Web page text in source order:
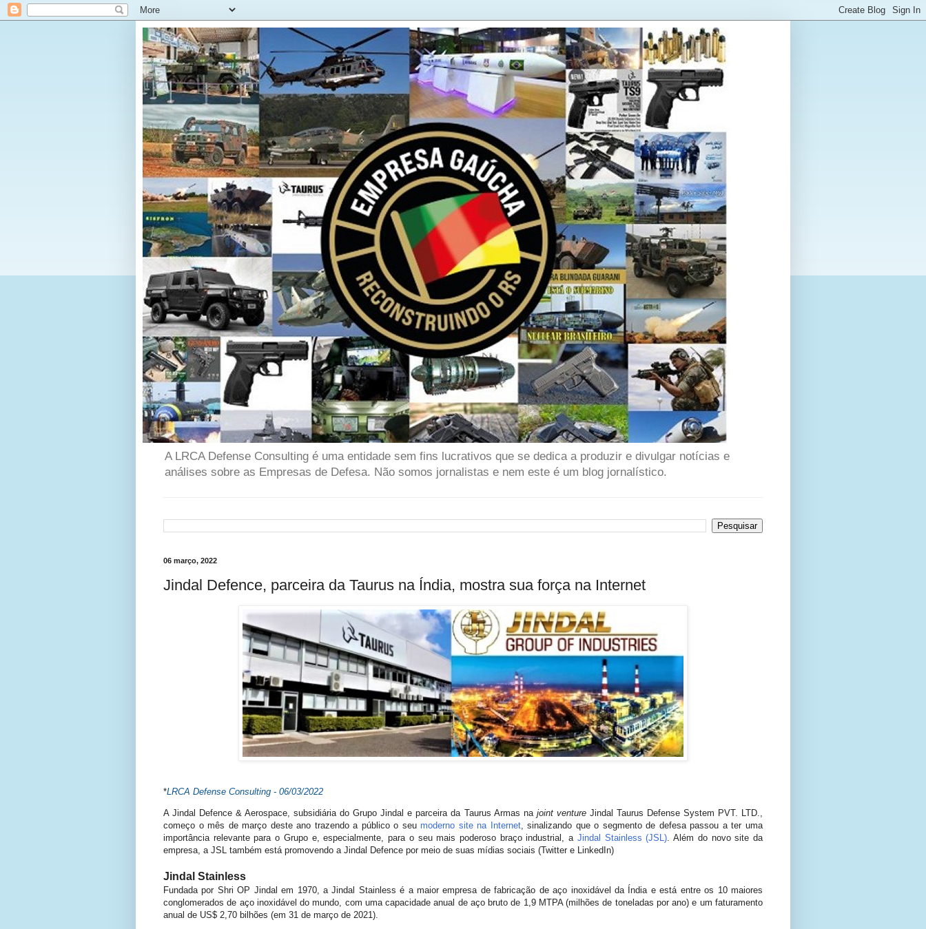
A LRCA Defense Consulting é uma entidade sem fins lucrativos que se dedica a produzir e divulgar notícias e
análises sobre as Empresas de Defesa. Não somos jornalistas e nem este é um blog jornalístico.
06 março, 2022
Jindal Defence, parceira da Taurus na Índia, mostra sua força na Internet
*LRCA Defense Consulting - 06/03/2022
A Jindal Defence & Aerospace, subsidiária do Grupo Jindal e parceira da Taurus Armas na joint ventureJindal Taurus Defense System PVT. LTD.,
começo o mês de março deste ano trazendo a público o seumoderno site na Internet, sinalizando que o segmento de defesa passou a ter uma
importância relevante para o Grupo e, especialmente, para o seu mais poderoso braço industrial, a Jindal Stainless (JSL). Além do novo site da
empresa, a JSL também está promovendo a Jindal Defence por meio de suas mídias sociais (Twitter e LinkedIn)
Jindal Stainless
Fundada por Shri OP Jindal em 1970, a Jindal Stainless é a maior empresa de fabricação de aço inoxidável da Índia e está entre os 10 maiores
conglomerados de aço inoxidável do mundo, com uma capacidade anual de aço bruto de 1,9 MTPA (milhões de toneladas por ano) e um faturamento
anual de US$ 2,70 bilhões (em 31 de março de 2021).